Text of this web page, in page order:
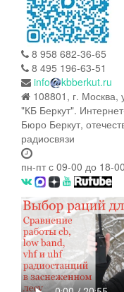
8 958 682-36-65
8 495 196-63-51
info
kbberkut.ru
108801, г.
"КБ Беркут".
Бюро Беркут,
радиосвязи
пн-пт с 09-00 до 18-00